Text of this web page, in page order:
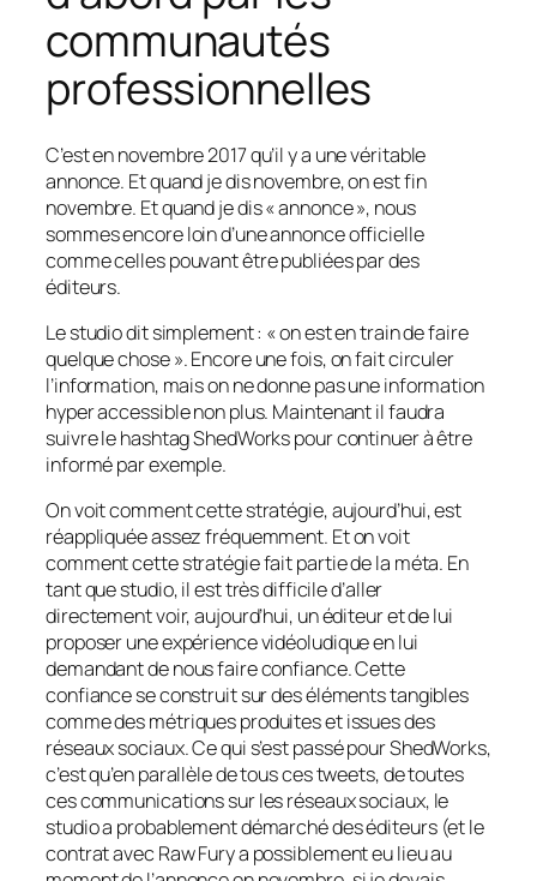
communautés
professionnelles
C’est en novembre 2017 qu’il y a une véritable
annonce. Et quand je dis novembre, on est fin
novembre. Et quand je dis « annonce », nous
sommes encore loin d’une annonce officielle
comme celles pouvant être publiées par des
éditeurs.
Le studio dit simplement : « on est en train de faire
quelque chose ». Encore une fois, on fait circuler
l’information, mais on ne donne pas une information
hyper accessible non plus. Maintenant il faudra
suivre le hashtag ShedWorks pour continuer à être
informé par exemple.
On voit comment cette stratégie, aujourd’hui, est
réappliquée assez fréquemment. Et on voit
comment cette stratégie fait partie de la méta. En
tant que studio, il est très difficile d’aller
directement voir, aujourd’hui, un éditeur et de lui
proposer une expérience vidéoludique en lui
demandant de nous faire confiance. Cette
confiance se construit sur des éléments tangibles
comme des métriques produites et issues des
réseaux sociaux. Ce qui s’est passé pour ShedWorks,
c’est qu’en parallèle de tous ces tweets, de toutes
ces communications sur les réseaux sociaux, le
studio a probablement démarché des éditeurs (et le
contrat avec Raw Fury a possiblement eu lieu au